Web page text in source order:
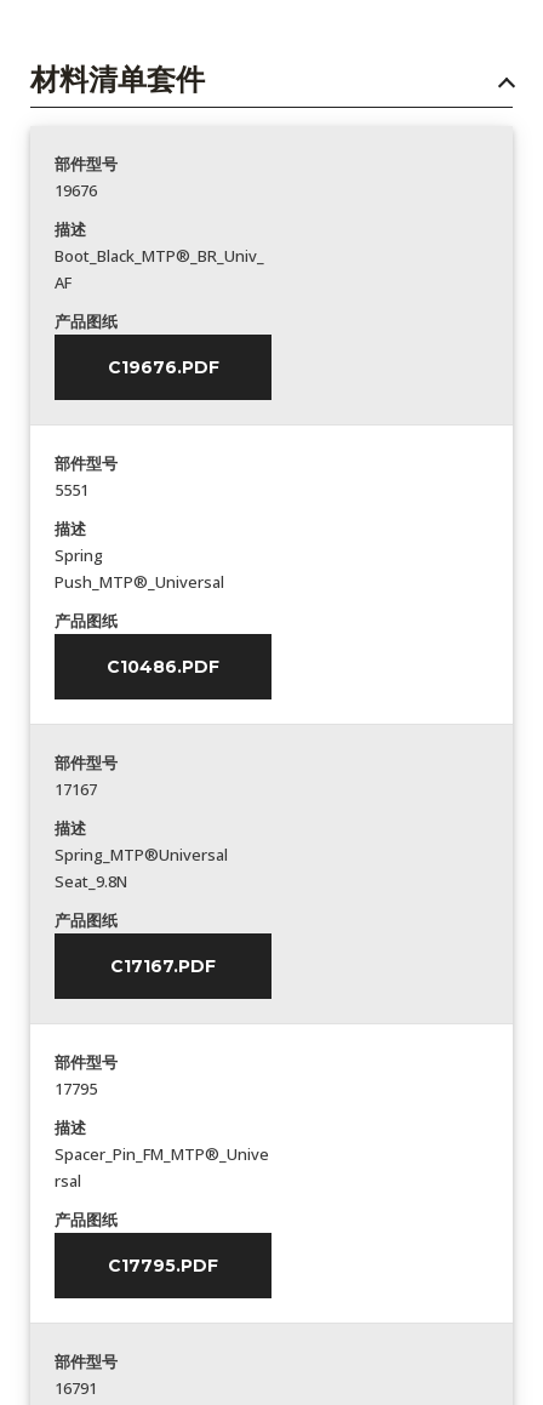
材料清单套件
部件型号
19676
描述
Boot_Black_MTP®_BR_Univ_
AF
产品图纸
C19676.PDF
部件型号
5551
描述
Spring
Push_MTP®_Universal
产品图纸
C10486.PDF
部件型号
17167
描述
Spring_MTP®Universal
Seat_9.8N
产品图纸
C17167.PDF
部件型号
17795
描述
Spacer_Pin_FM_MTP®_Unive
rsal
产品图纸
C17795.PDF
部件型号
16791